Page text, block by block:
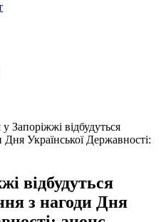
Запоріжжі відбудуться
Дня Української Державності:
відбудуться
з нагоди Дня